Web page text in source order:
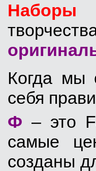
Наборы
Когда мы
себя
Ф – это
самые
созданы